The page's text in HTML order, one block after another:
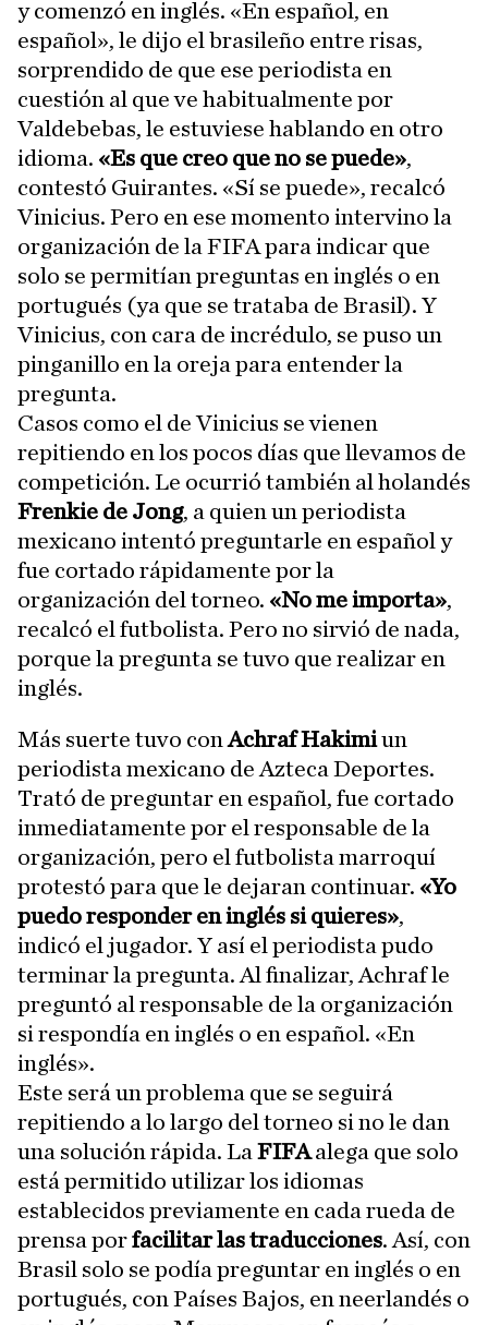
y comenzó en inglés. «En español, en
español», le dijo el brasileño entre risas,
sorprendido de que ese periodista en
cuestión al que ve habitualmente por
Valdebebas, le estuviese hablando en otro
idioma. «Es que creo que no se puede»,
contestó Guirantes. «Sí se puede», recalcó
Vinicius. Pero en ese momento intervino la
organización de la FIFA para indicar que
solo se permitían preguntas en inglés o en
portugués (ya que se trataba de Brasil). Y
Vinicius, con cara de incrédulo, se puso un
pinganillo en la oreja para entender la
pregunta.
Casos como el de Vinicius se vienen
repitiendo en los pocos días que llevamos de
competición. Le ocurrió también al holandés
Frenkie de Jong, a quien un periodista
mexicano intentó preguntarle en español y
fue cortado rápidamente por la
organización del torneo. «No me importa»,
recalcó el futbolista. Pero no sirvió de nada,
porque la pregunta se tuvo que realizar en
inglés.
Más suerte tuvo conAchraf Hakimiun
periodista mexicano de Azteca Deportes.
Trató de preguntar en español, fue cortado
inmediatamente por el responsable de la
organización, pero el futbolista marroquí
protestó para que le dejaran continuar. «Yo
puedo responder en inglés si quieres»,
indicó el jugador. Y así el periodista pudo
terminar la pregunta. Al finalizar, Achraf le
preguntó al responsable de la organización
si respondía en inglés o en español. «En
inglés».
Este será un problema que se seguirá
repitiendo a lo largo del torneo si no le dan
una solución rápida. La FIFAalega que solo
está permitido utilizar los idiomas
establecidos previamente en cada rueda de
prensa porfacilitar las traducciones. Así, con
Brasil solo se podía preguntar en inglés o en
portugués, con Países Bajos, en neerlandés o